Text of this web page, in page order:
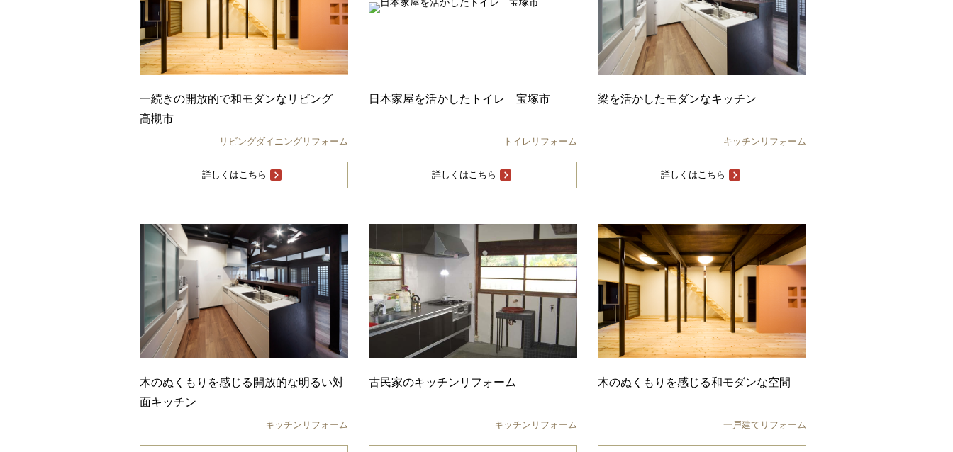
一続きの開放的で和モダンなリビング
高槻市
リビングダイニングリフォーム
詳しくはこちら
日本家屋を活かしたトイレ 宝塚市
トイレリフォーム
詳しくはこちら
梁を活かしたモダンなキッチン
キッチンリフォーム
詳しくはこちら
木のぬくもりを感じる開放的な明るい対
面キッチン
キッチンリフォーム
古民家のキッチンリフォーム
キッチンリフォーム
木のぬくもりを感じる和モダンな空間
一戸建てリフォーム